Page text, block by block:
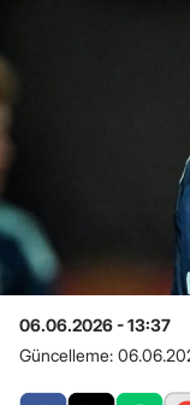
06.06.2026 - 13:37
Güncelleme: